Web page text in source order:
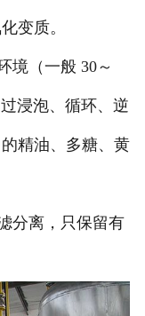
变质。
（一般 30～
浸泡、循环、逆
精油、多糖、黄
分离，只保留有